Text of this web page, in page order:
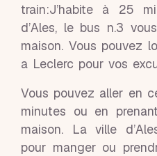
train:J’habite à 25
d’Ales, le bus n.3
maison. Vous pouvez
a Leclerc pour vos
Vous pouvez aller en
minutes ou en
maison. La ville
pour manger ou